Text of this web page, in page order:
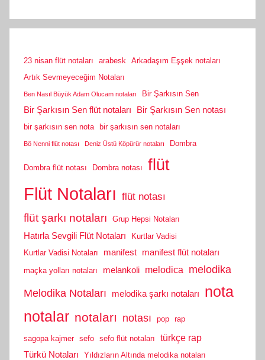
23 nisan flüt notaları arabesk
Arkadaşım Eşşek notaları
Artık Sevmeyeceğim Notaları
Ben Nasıl Büyük Adam Olucam notaları Bir Şarkısın Sen
Bir Şarkısın Sen flüt notaları Bir Şarkısın Sen notası
bir şarkısın sen nota bir şarkısın sen notaları
Bö Nenni flüt notası Deniz Üstü Köpürür notaları Dombra
Dombra flüt notası Dombra notası flüt
Flüt Notaları flüt notası
flüt şarkı notaları Grup Hepsi Notaları
Hatırla Sevgili Flüt Notaları
Kurtlar Vadisi
Kurtlar Vadisi Notaları
manifest manifest flüt notaları
maçka yolları notaları melankoli melodica
melodika
Melodika Notaları
melodika şarkı notaları nota
notalar notaları notası pop rap
sagopa kajmer sefo sefo flüt notaları türkçe rap
Türkü Notaları Yıldızların Altında melodika notaları